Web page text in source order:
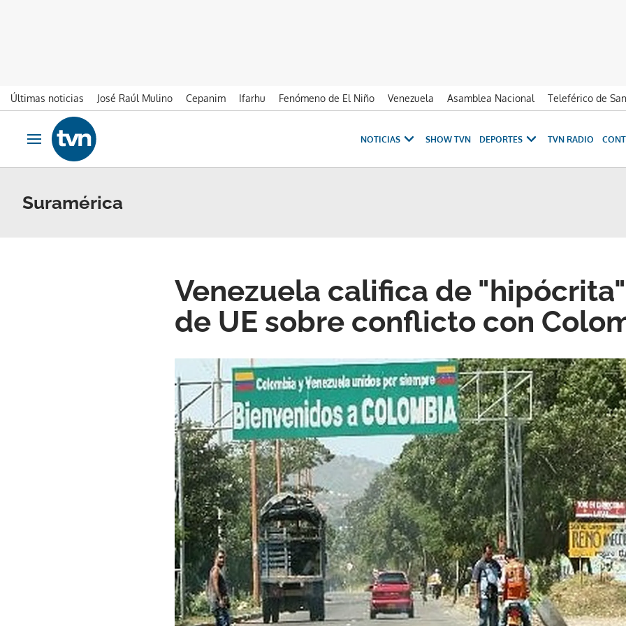
Últimas noticias José Raúl Mulino Cepanim Ifarhu Fenómeno de El Niño Venezuela Asamblea Nacional
Teleférico de
Ir al contenido
Obrir navegació
NOTICIAS SHOW TVN DEPORTES TVN RADIO
Suramérica
Venezuela califica de
de UE sobre conflicto con